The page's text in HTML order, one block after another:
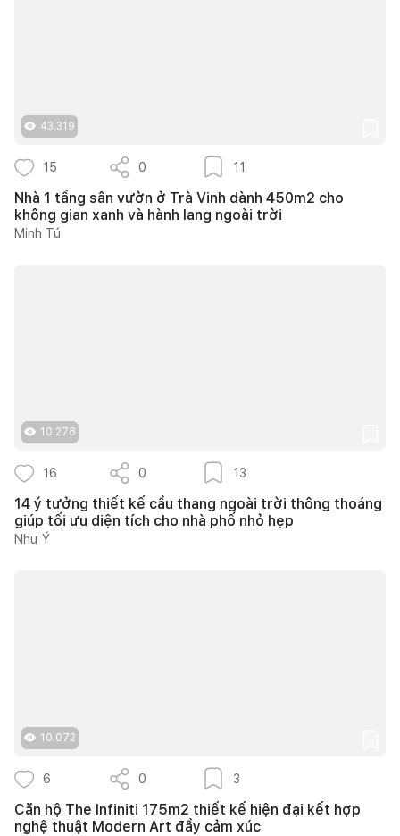
43.319
15 0 11
Nhà 1 tầng sân vườn ở Trà Vinh dành 450m2 cho
không gian xanh và hành lang ngoài trời
Minh Tú
10.278
16 0 13
14 ý tưởng thiết kế cầu thang ngoài trời thông thoáng
giúp tối ưu diện tích cho nhà phố nhỏ hẹp
Như Ý
10.072
6 0 3
Căn hộ The Infiniti 175m2 thiết kế hiện đại kết hợp
nghệ thuật Modern Art đầy cảm xúc